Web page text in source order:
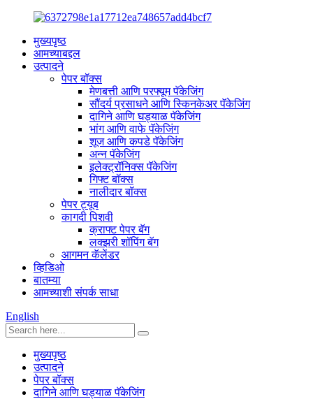
मुख्यपृष्ठ
आमच्याबद्दल
उत्पादने
पेपर बॉक्स
मेणबत्ती आणि परफ्यूम पॅकेजिंग
सौंदर्य प्रसाधने आणि स्किनकेअर पॅकेजिंग
दागिने आणि घड्याळ पॅकेजिंग
भांग आणि वाफे पॅकेजिंग
शूज आणि कपडे पॅकेजिंग
अन्न पॅकेजिंग
इलेक्ट्रॉनिक्स पॅकेजिंग
गिफ्ट बॉक्स
नालीदार बॉक्स
पेपर ट्यूब
कागदी पिशवी
क्राफ्ट पेपर बॅग
लक्झरी शॉपिंग बॅग
आगमन कॅलेंडर
व्हिडिओ
बातम्या
आमच्याशी संपर्क साधा
English
मुख्यपृष्ठ
उत्पादने
पेपर बॉक्स
दागिने आणि घड्याळ पॅकेजिंग